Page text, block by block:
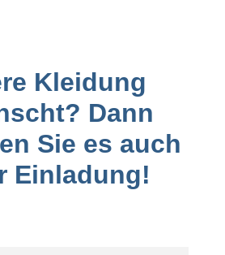
Kleidung
Dann
Sie es auch
Einladung!